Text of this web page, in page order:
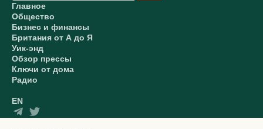
Главное
Общество
Бизнес и финансы
Британия от А до Я
Уик-энд
Обзор прессы
Ключи от дома
Радио
EN